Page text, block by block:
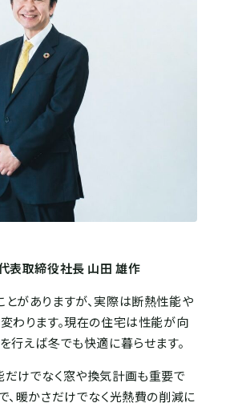
表取締役社長 山田 雄作
がありますが、実際は断熱性能や
わります。現在の住宅は性能が向
行えば冬でも快適に暮らせます。
だけでなく窓や換気計画も重要で
、暖かさだけでなく光熱費の削減に